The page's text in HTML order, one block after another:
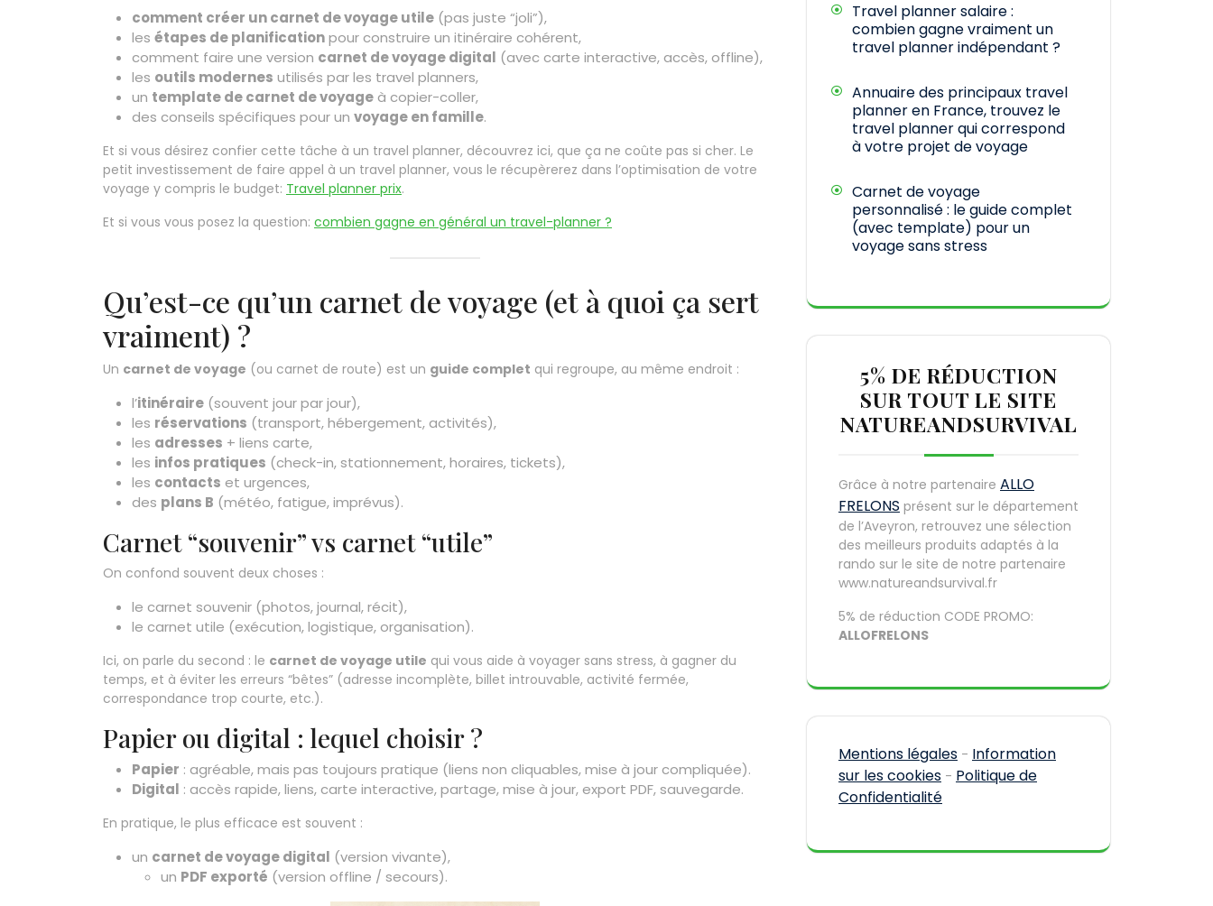
comment créer un carnet de voyage utile (pas juste “joli”),
les étapes de planificationpour construire un itinéraire cohérent,
comment faire une version carnet de voyage digital (avec carte interactive, accès, offline),
les outils modernes utilisés par les travel planners,
un template de carnet de voyage à copier-coller,
des conseils spécifiques pour un voyage en famille.
Et si vous désirez confier cette tâche à un travel planner, découvrez ici, que ça ne coûte pas si cher. Le
petit investissement de faire appel à un travel planner, vous le récupèrerez dans l’optimisation de votre
voyage y compris le budget: Travel planner prix.
Et si vous vous posez la question: combien gagne en général un travel-planner ?
Qu’est-ce qu’un carnet de voyage (et à quoi ça sert
vraiment) ?
Un carnet de voyage (ou carnet de route) est un guide complet qui regroupe, au même endroit :
l’itinéraire (souvent jour par jour),
les réservations (transport, hébergement, activités),
les adresses + liens carte,
les infos pratiques (check-in, stationnement, horaires, tickets),
les contacts et urgences,
des plans B (météo, fatigue, imprévus).
Carnet “souvenir” vs carnet “utile”
On confond souvent deux choses :
le carnet souvenir (photos, journal, récit),
le carnet utile (exécution, logistique, organisation).
Ici, on parle du second : le carnet de voyage utile qui vous aide à voyager sans stress, à gagner du
temps, et à éviter les erreurs “bêtes” (adresse incomplète, billet introuvable, activité fermée,
correspondance trop courte, etc.).
Papier ou digital : lequel choisir ?
Papier : agréable, mais pas toujours pratique (liens non cliquables, mise à jour compliquée).
Digital : accès rapide, liens, carte interactive, partage, mise à jour, export PDF, sauvegarde.
En pratique, le plus efficace est souvent :
un carnet de voyage digital (version vivante),
un PDF exporté (version offline / secours).
Travel planner salaire :
combien gagne vraiment un
travel planner indépendant ?
Annuaire des principaux travel
planner en France, trouvez le
travel planner qui correspond
à votre projet de voyage
Carnet de voyage
personnalisé : le guide complet
(avec template) pour un
voyage sans stress
5% DE RÉDUCTION
SUR TOUT LE SITE
NATUREANDSURVIVAL
Grâce à notre partenaire ALLO
FRELONS présent sur le département
de l’Aveyron, retrouvez une sélection
des meilleurs produits adaptés à la
rando sur le site de notre partenaire
www.natureandsurvival.fr
5% de réduction CODE PROMO:
ALLOFRELONS
Mentions légales - Information
sur les cookies - Politique de
Confidentialité